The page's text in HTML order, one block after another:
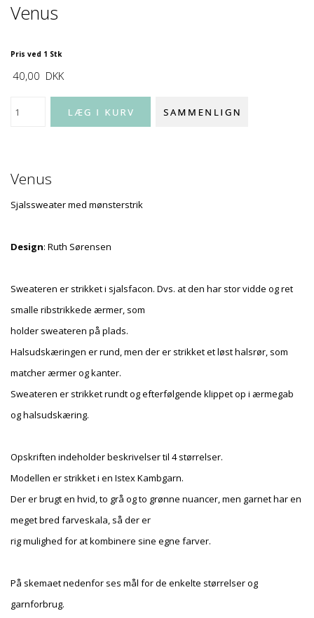
Venus
Pris ved 1 Stk
40,00 DKK
Venus
Sjalssweater med mønsterstrik
Design: Ruth Sørensen
Sweateren er strikket i sjalsfacon. Dvs. at den har stor vidde og ret
smalle ribstrikkede ærmer, som
holder sweateren på plads.
Halsudskæringen er rund, men der er strikket et løst halsrør, som
matcher ærmer og kanter.
Sweateren er strikket rundt og efterfølgende klippet op i ærmegab
og halsudskæring.
Opskriften indeholder beskrivelser til 4 størrelser.
Modellen er strikket i en Istex Kambgarn.
Der er brugt en hvid, to grå og to grønne nuancer, men garnet har en
meget bred farveskala, så der er
rig mulighed for at kombinere sine egne farver.
På skemaet nedenfor ses mål for de enkelte størrelser og
garnforbrug.